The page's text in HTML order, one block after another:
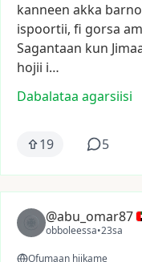
kanneen akka
ispoortii, fi gorsa
Sagantaan kun
hojii i…
Dabalataa agarsiisi
19 5
@abu_omar87
obboleessa•23sa
Ofumaan hiikame